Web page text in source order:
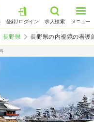
登録/ログイン 求人検索 メニュー
長野県 長野県の内視鏡の看護